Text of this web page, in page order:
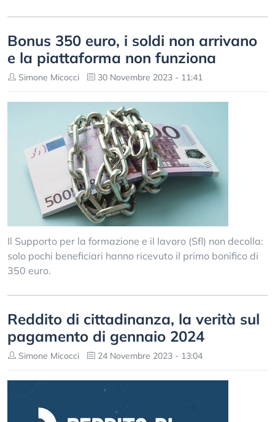
Bonus 350 euro, i soldi non arrivano
e la piattaforma non funziona
Simone Micocci 30 Novembre 2023 - 11:41
Il Supporto per la formazione e il lavoro (Sfl) non decolla:
solo pochi beneficiari hanno ricevuto il primo bonifico di
350 euro.
Reddito di cittadinanza, la verità sul
pagamento di gennaio 2024
Simone Micocci 24 Novembre 2023 - 13:04